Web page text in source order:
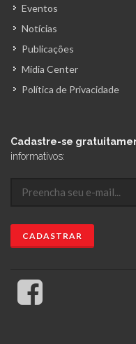
Eventos
Notícias
Publicações
Mídia Center
Política de Privacidade
Cadastre-se
informativos: